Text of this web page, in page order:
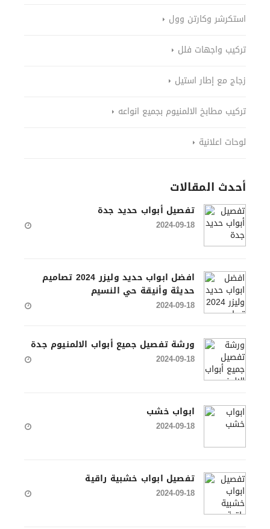
استكرشر وكارتن وول
تركيب واجهات فلل
زجاج مع إطار استيل
تركيب مطابخ الالمنيوم بجميع انواعه
لوحات اعلانية
أحدث المقالات
تفصيل أبواب حديد جدة
2024-09-18
افضل ابواب حديد وليزر 2024 تصاميم
حديثة وأنيقة حي النسيم
2024-09-18
ورشة تفصيل جميع أبواب الالمنيوم جدة
2024-09-18
ابواب خشب
2024-09-18
تفصيل ابواب خشبية راقية
2024-09-18